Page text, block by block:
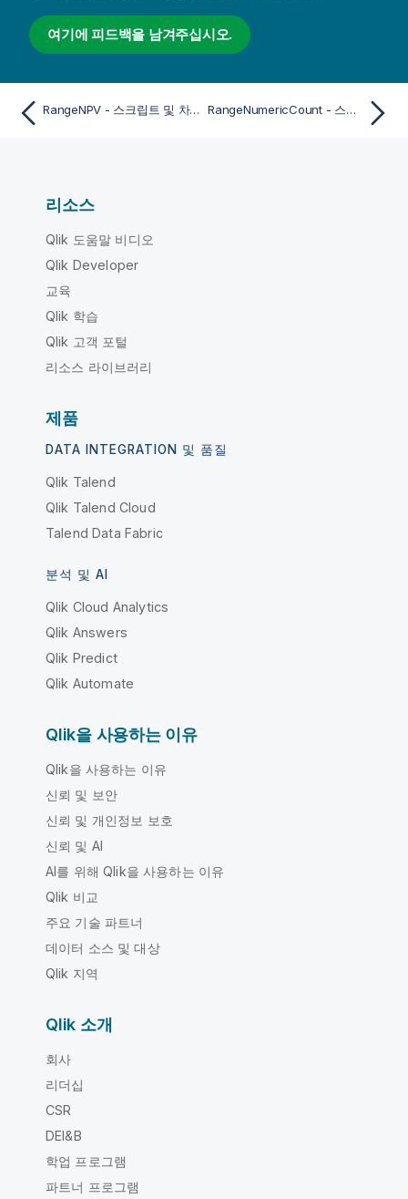
여기에 피드백을 남겨주십시오.
RangeNPV - 스크립트 및 차트 함수 RangeNumericCount - 스크립트 및 차트 함수
리소스
Qlik 도움말 비디오
Qlik Developer
교육
Qlik 학습
Qlik 고객 포털
리소스 라이브러리
제품
DATA INTEGRATION 및 품질
Qlik Talend
Qlik Talend Cloud
Talend Data Fabric
분석 및 AI
Qlik Cloud Analytics
Qlik Answers
Qlik Predict
Qlik Automate
Qlik을 사용하는 이유
Qlik을 사용하는 이유
신뢰 및 보안
신뢰 및 개인정보 보호
신뢰 및 AI
AI를 위해 Qlik을 사용하는 이유
Qlik 비교
주요 기술 파트너
데이터 소스 및 대상
Qlik 지역
Qlik 소개
회사
리더십
CSR
DEI&B
학업 프로그램
파트너 프로그램